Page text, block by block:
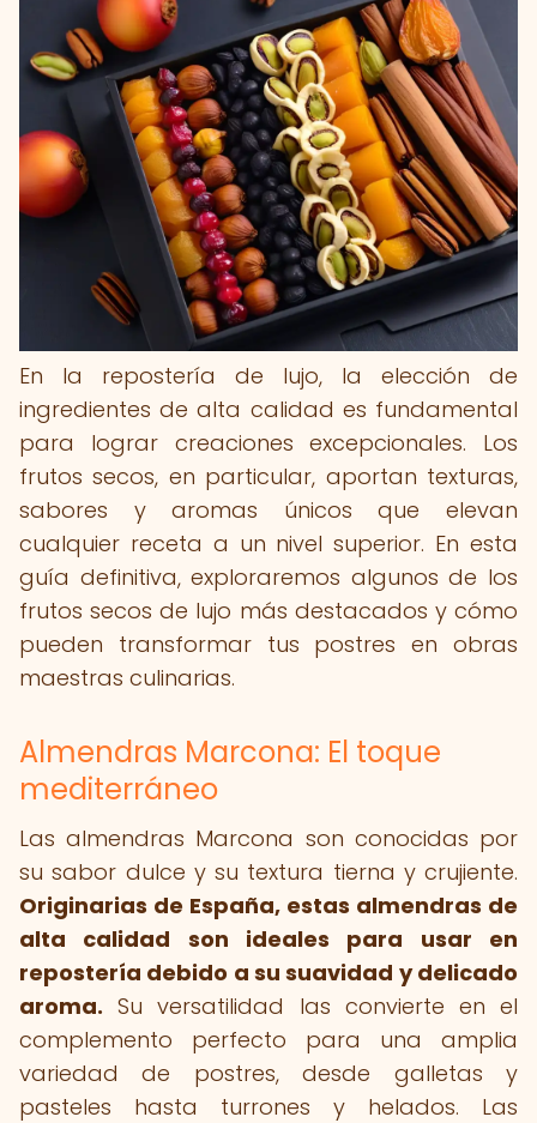
En la repostería de lujo, la elección de
ingredientes de alta calidad es fundamental
para lograr creaciones excepcionales. Los
frutos secos, en particular, aportan texturas,
sabores y aromas únicos que elevan
cualquier receta a un nivel superior. En esta
guía definitiva, exploraremos algunos de los
frutos secos de lujo más destacados y cómo
pueden transformar tus postres en obras
maestras culinarias.
Almendras Marcona: El toque
mediterráneo
Las almendras Marcona son conocidas por
su sabor dulce y su textura tierna y crujiente.
Originarias de España, estas almendras de
alta calidad son ideales para usar en
repostería debido a su suavidad y delicado
aroma. Su versatilidad las convierte en el
complemento perfecto para una amplia
variedad de postres, desde galletas y
pasteles hasta turrones y helados. Las